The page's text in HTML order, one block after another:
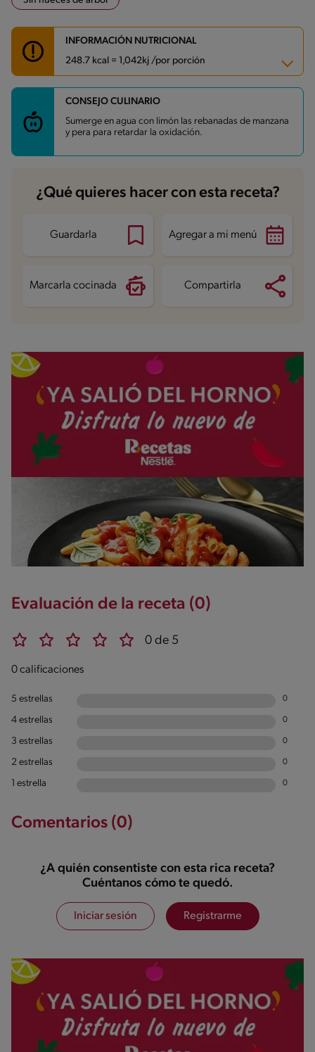
INFORMACIÓN NUTRICIONAL
248.7 kcal = 1,042kj /por porción
Carbohidratos 39.1 g
Energía 248.7 kcal
Grasas 9.4 g
Fibra
6.1 g
Azúcares
29.4 g
CONSEJO CULINARIO
Sumerge en agua con limón las rebanadas de manzana
y pera para retardar la oxidación.
¿Qué quieres hacer con esta receta?
Guardarla Agregar a mi menú
Marcarla cocinada Compartirla
Evaluación de la receta (0)
0 de 5
0 calificaciones
5 estrellas 0
4 estrellas 0
3 estrellas 0
2 estrellas 0
1 estrella 0
Comentarios (0)
¿A quién consentiste con esta rica receta?
Cuéntanos cómo te quedó.
Iniciar sesión Registrarme